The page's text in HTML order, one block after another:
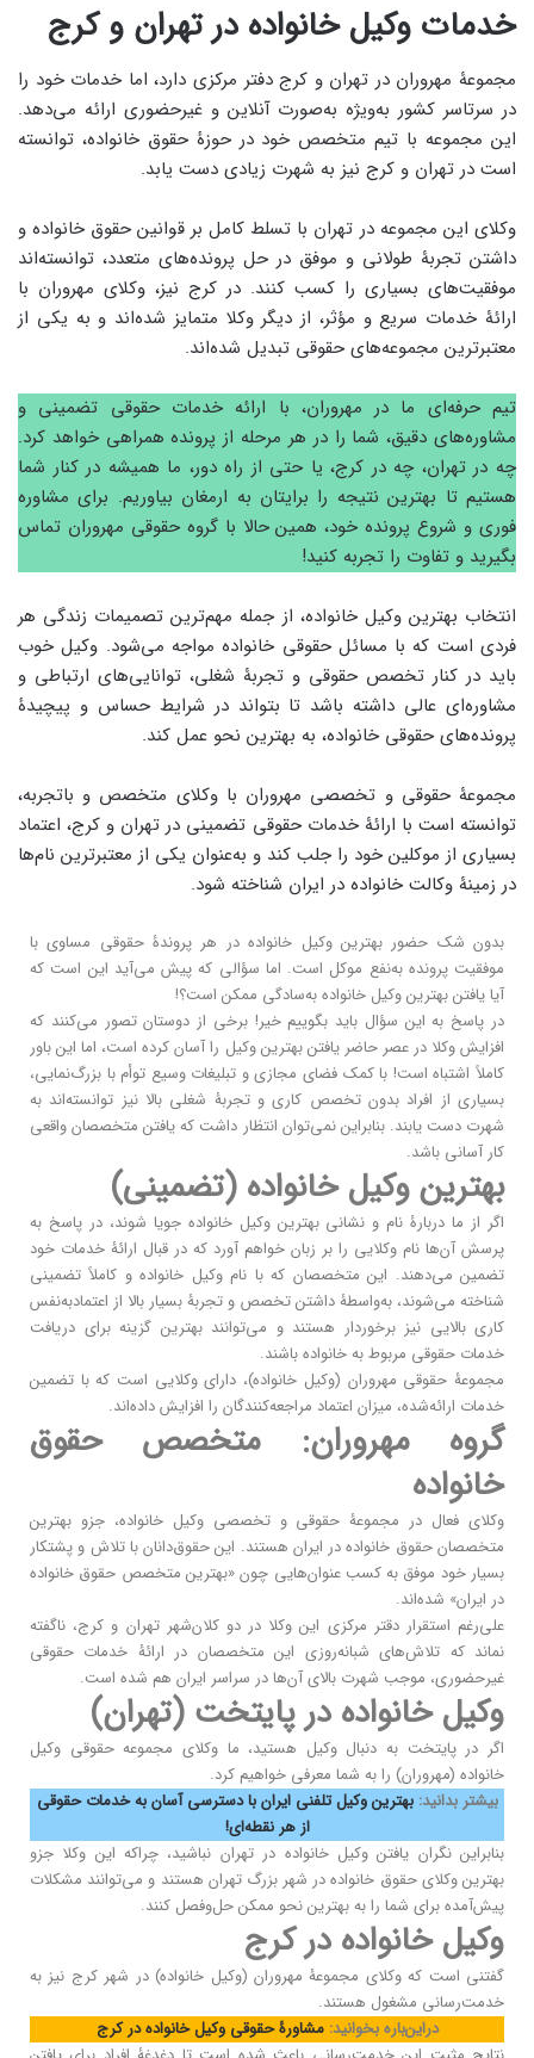
خدمات وکیل خانواده در تهران و کرج
مجموعۀ مهروران در تهران و کرج دفتر مرکزی دارد، اما خدمات خود را
در سرتاسر کشور به‌ویژه به‌صورت آنلاین و غیرحضوری ارائه می‌دهد.
این مجموعه با تیم متخصص خود در حوزۀ حقوق خانواده، توانسته
است در تهران و کرج نیز به شهرت زیادی دست یابد.
وکلای این مجموعه در تهران با تسلط کامل بر قوانین حقوق خانواده و
داشتن تجربۀ طولانی و موفق در حل پرونده‌های متعدد، توانسته‌اند
موفقیت‌های بسیاری را کسب کنند. در کرج نیز، وکلای مهروران با
ارائۀ خدمات سریع و مؤثر، از دیگر وکلا متمایز شده‌اند و به یکی از
معتبرترین مجموعه‌های حقوقی تبدیل شده‌اند.
تیم حرفه‌ای ما در مهروران، با ارائه خدمات حقوقی تضمینی و
مشاوره‌های دقیق، شما را در هر مرحله از پرونده همراهی خواهد کرد.
چه در تهران، چه در کرج، یا حتی از راه دور، ما همیشه در کنار شما
هستیم تا بهترین نتیجه را برایتان به ارمغان بیاوریم. برای مشاوره
فوری و شروع پرونده خود، همین حالا با گروه حقوقی مهروران تماس
بگیرید و تفاوت را تجربه کنید!
انتخاب بهترین وکیل خانواده، از جمله مهم‌ترین تصمیمات زندگی هر
فردی است که با مسائل حقوقی خانواده مواجه می‌شود. وکیل خوب
باید در کنار تخصص حقوقی و تجربۀ شغلی، توانایی‌های ارتباطی و
مشاوره‌ای عالی داشته باشد تا بتواند در شرایط حساس و پیچیدۀ
پرونده‌های حقوقی خانواده، به بهترین نحو عمل کند.
مجموعۀ حقوقی و تخصصی مهروران با وکلای متخصص و باتجربه،
توانسته است با ارائۀ خدمات حقوقی تضمینی در تهران و کرج، اعتماد
بسیاری از موکلین خود را جلب کند و به‌عنوان یکی از معتبرترین نام‌ها
در زمینۀ وکالت خانواده در ایران شناخته شود.
بدون شک حضور بهترین وکیل خانواده در هر پروندۀ حقوقی مساوی با
موفقیت پرونده به‌نفع موکل است. اما سؤالی که پیش می‌آید این است که
آیا یافتن بهترین وکیل خانواده به‌سادگی ممکن است؟!
در پاسخ به این سؤال باید بگوییم خیر! برخی از دوستان تصور می‌کنند که
افزایش وکلا در عصر حاضر یافتن بهترین وکیل را آسان کرده است‌، اما این باور
کاملاً اشتباه است! با کمک فضای مجازی و تبلیغات وسیع توأم با بزرگ‌نمایی،
بسیاری از افراد بدون تخصص کاری و تجربۀ شغلی بالا نیز توانسته‌اند به
شهرت دست یابند. بنابراین نمی‌توان انتظار داشت که یافتن متخصصان واقعی
کار آسانی باشد.
بهترین وکیل خانواده (تضمینی)
اگر از ما دربارۀ نام و نشانی بهترین وکیل خانواده جویا شوند، در پاسخ به
پرسش آن‌ها نام وکلایی را بر زبان خواهم آورد که در قبال ارائۀ خدمات خود
تضمین می‌دهند. این متخصصان که با نام وکیل خانواده و کاملاً تضمینی
شناخته می‌شوند، به‌واسطۀ داشتن تخصص و تجربۀ بسیار بالا از اعتمادبه‌نفس
کاری بالایی نیز برخوردار هستند و می‌توانند بهترین گزینه برای دریافت
خدمات حقوقی مربوط به خانواده باشند.
مجموعۀ حقوقی مهروران (وکیل خانواده)، دارای وکلایی است که با تضمین
خدمات ارائه‌شده، میزان اعتماد مراجعه‌کنندگان را افزایش داده‌اند.
گروه مهروران: متخصص حقوق
خانواده
وکلای فعال در مجموعۀ حقوقی و تخصصی وکیل خانواده، جزو بهترین
متخصصان حقوق خانواده در ایران هستند. این حقوق‌دانان با تلاش و پشتکار
بسیار خود موفق به کسب عنوان‌هایی چون «بهترین متخصص حقوق خانواده
در ایران» شده‌اند.
علی‌رغم استقرار دقتر مرکزی این وکلا در دو کلان‌شهر تهران و کرج، ناگفته
نماند که تلاش‌های شبانه‌روزی این متخصصان در ارائۀ خدمات حقوقی
غیرحضوری، موجب شهرت بالای آن‌ها در سراسر ایران هم شده است.
وکیل خانواده در پایتخت (تهران)
اگر در پایتخت به دنبال وکیل هستید، ما وکلای مجموعه حقوقی وکیل
خانواده (مهروران) را به شما معرفی خواهیم کرد.
بیشتر بدانید:بهترین وکیل تلفنی ایران با دسترسی آسان به خدمات حقوقی
از هر نقطه‌ای!
بنابراین نگران یافتن وکیل خانواده در تهران نباشید، چراکه این وکلا جزو
بهترین وکلای حقوق خانواده در شهر بزرگ تهران هستند و می‌توانند مشکلات
پیش‌آمده برای شما را به بهترین نحو ممکن حل‌وفصل کنند.
وکیل خانواده در کرج
گفتنی است که وکلای مجموعۀ مهروران (وکیل خانواده) در شهر کرج نیز به
خدمت‌رسانی مشغول هستند.
دراین‌باره بخوانید:مشاورۀ حقوقی وکیل خانواده در کرج